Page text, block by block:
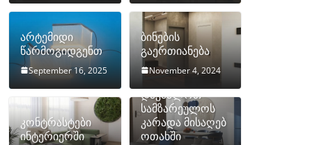
არტემიდი
წარმოგიდგენთ
September 16, 2025
ბინების
გაერთიანება
November 4, 2024
კონტრასტები
ინტერიერში
როგორ
დავმალოთ
სამზარეულოს
კარადა მისაღებ
ოთახში